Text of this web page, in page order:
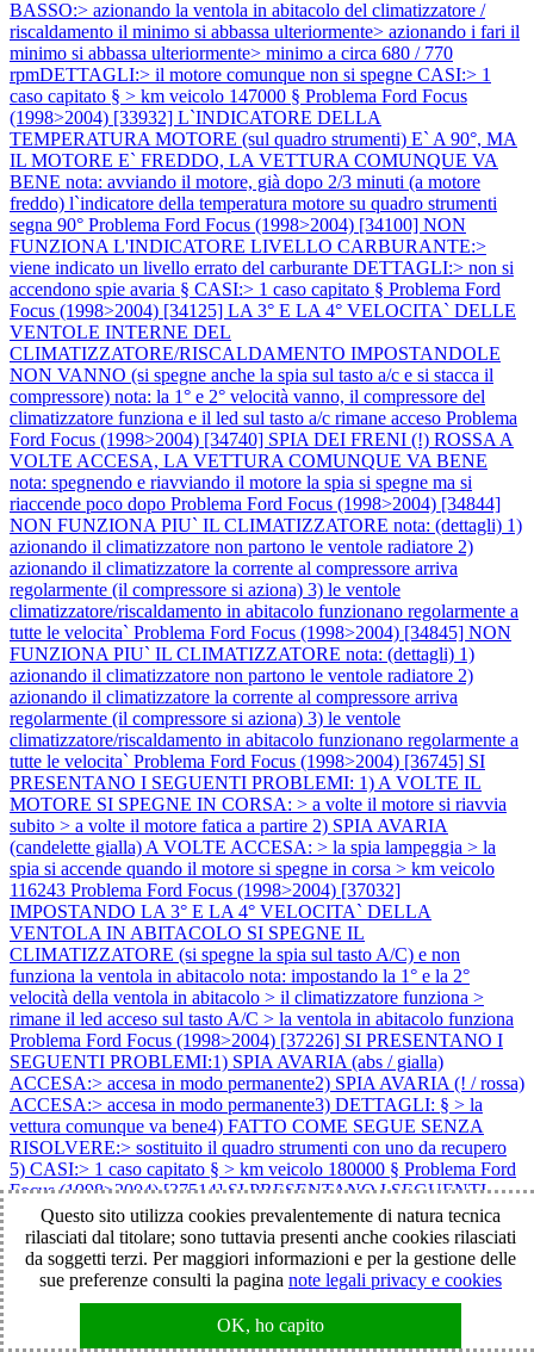
BASSO:> azionando la ventola in abitacolo del climatizzatore /
riscaldamento il minimo si abbassa ulteriormente> azionando i fari il
minimo si abbassa ulteriormente> minimo a circa 680 / 770
rpmDETTAGLI:> il motore comunque non si spegne CASI:> 1
caso capitato § > km veicolo 147000 § Problema Ford Focus
(1998>2004) [33932] L`INDICATORE DELLA
TEMPERATURA MOTORE (sul quadro strumenti) E` A 90°, MA
IL MOTORE E` FREDDO, LA VETTURA COMUNQUE VA
BENE nota: avviando il motore, già dopo 2/3 minuti (a motore
freddo) l`indicatore della temperatura motore su quadro strumenti
segna 90° Problema Ford Focus (1998>2004) [34100] NON
FUNZIONA L'INDICATORE LIVELLO CARBURANTE:>
viene indicato un livello errato del carburante DETTAGLI:> non si
accendono spie avaria § CASI:> 1 caso capitato § Problema Ford
Focus (1998>2004) [34125] LA 3° E LA 4° VELOCITA` DELLE
VENTOLE INTERNE DEL
CLIMATIZZATORE/RISCALDAMENTO IMPOSTANDOLE
NON VANNO (si spegne anche la spia sul tasto a/c e si stacca il
compressore) nota: la 1° e 2° velocità vanno, il compressore del
climatizzatore funziona e il led sul tasto a/c rimane acceso Problema
Ford Focus (1998>2004) [34740] SPIA DEI FRENI (!) ROSSA A
VOLTE ACCESA, LA VETTURA COMUNQUE VA BENE
nota: spegnendo e riavviando il motore la spia si spegne ma si
riaccende poco dopo Problema Ford Focus (1998>2004) [34844]
NON FUNZIONA PIU` IL CLIMATIZZATORE nota: (dettagli) 1)
azionando il climatizzatore non partono le ventole radiatore 2)
azionando il climatizzatore la corrente al compressore arriva
regolarmente (il compressore si aziona) 3) le ventole
climatizzatore/riscaldamento in abitacolo funzionano regolarmente a
tutte le velocita` Problema Ford Focus (1998>2004) [34845] NON
FUNZIONA PIU` IL CLIMATIZZATORE nota: (dettagli) 1)
azionando il climatizzatore non partono le ventole radiatore 2)
azionando il climatizzatore la corrente al compressore arriva
regolarmente (il compressore si aziona) 3) le ventole
climatizzatore/riscaldamento in abitacolo funzionano regolarmente a
tutte le velocita` Problema Ford Focus (1998>2004) [36745] SI
PRESENTANO I SEGUENTI PROBLEMI: 1) A VOLTE IL
MOTORE SI SPEGNE IN CORSA: > a volte il motore si riavvia
subito > a volte il motore fatica a partire 2) SPIA AVARIA
(candelette gialla) A VOLTE ACCESA: > la spia lampeggia > la
spia si accende quando il motore si spegne in corsa > km veicolo
116243 Problema Ford Focus (1998>2004) [37032]
IMPOSTANDO LA 3° E LA 4° VELOCITA` DELLA
VENTOLA IN ABITACOLO SI SPEGNE IL
CLIMATIZZATORE (si spegne la spia sul tasto A/C) e non
funziona la ventola in abitacolo nota: impostando la 1° e la 2°
velocità della ventola in abitacolo > il climatizzatore funziona >
rimane il led acceso sul tasto A/C > la ventola in abitacolo funziona
Problema Ford Focus (1998>2004) [37226] SI PRESENTANO I
SEGUENTI PROBLEMI:1) SPIA AVARIA (abs / gialla)
ACCESA:> accesa in modo permanente2) SPIA AVARIA (! / rossa)
ACCESA:> accesa in modo permanente3) DETTAGLI: § > la
vettura comunque va bene4) FATTO COME SEGUE SENZA
RISOLVERE:> sostituito il quadro strumenti con uno da recupero
5) CASI:> 1 caso capitato § > km veicolo 180000 § Problema Ford
Focus (1998>2004) [37514] SI PRESENTANO I SEGUENTI
PROBLEMI: 1) IL MOTORE NON SI AVVIA: > il motore parte
ma si spegne subito 2) SPIA AVARIA (candelette gialla)
LAMPEGGIANTE 3) DETTAGLI: > inizialmente mancava di
potenza 4) ATTENZIONE: > il problema è sorto dopo che il veicolo
Problema Ford Focus (1998>2004) [38002]
NON FUNZIONA LA CHIUSURA CENTRALIZZATA DELLE
Questo sito utilizza cookies prevalentemente di natura tecnica
rilasciati dal titolare; sono tuttavia presenti anche cookies rilasciati
da soggetti terzi. Per maggiori informazioni e per la gestione delle
sue preferenze consulti la pagina note legali privacy e cookies
OK, ho capito